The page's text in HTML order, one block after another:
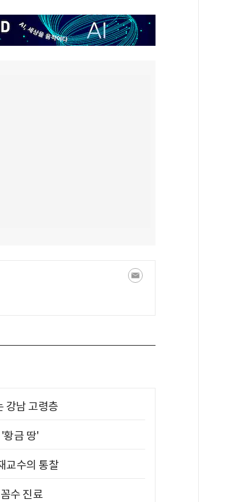
강남 고령층
금 땅'
교수의 통찰
수 진료